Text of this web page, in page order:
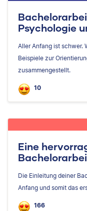
Psychologie
Aller Anfang ist schwer.
Beispiele zur
zusammengestellt.
10
Eine
Die Einleitung deiner
Anfang und somit das
166